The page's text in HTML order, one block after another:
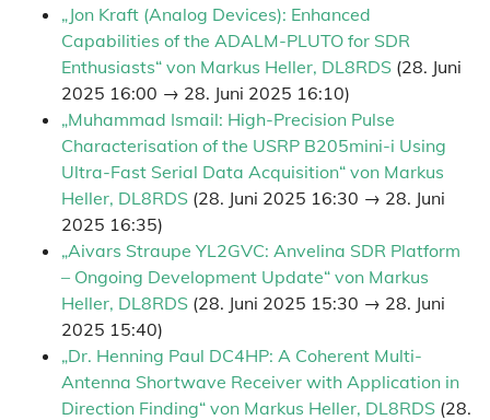
„Jon Kraft (Analog Devices): Enhanced
Capabilities of the ADALM-PLUTO for SDR
Enthusiasts“ von Markus Heller, DL8RDS (28. Juni
2025 16:00 → 28. Juni 2025 16:10)
„Muhammad Ismail: High-Precision Pulse
Characterisation of the USRP B205mini-i Using
Ultra-Fast Serial Data Acquisition“ von Markus
Heller, DL8RDS (28. Juni 2025 16:30 → 28. Juni
2025 16:35)
„Aivars Straupe YL2GVC: Anvelina SDR Platform
– Ongoing Development Update“ von Markus
Heller, DL8RDS (28. Juni 2025 15:30 → 28. Juni
2025 15:40)
„Dr. Henning Paul DC4HP: A Coherent Multi-
Antenna Shortwave Receiver with Application in
Direction Finding“ von Markus Heller, DL8RDS (28.